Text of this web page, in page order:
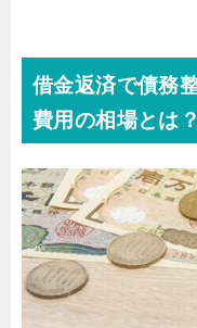
借金返済で債務
費用の相場とは？